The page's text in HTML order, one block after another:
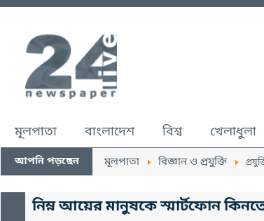
মূলপাতা বাংলাদেশ বিশ্ব খেলাধুলা
আপনি পড়ছেন মূলপাতা বিজ্ঞান ও প্রযুক্তি
নিম্ন আয়ের মানুষকে স্মার্টফোন